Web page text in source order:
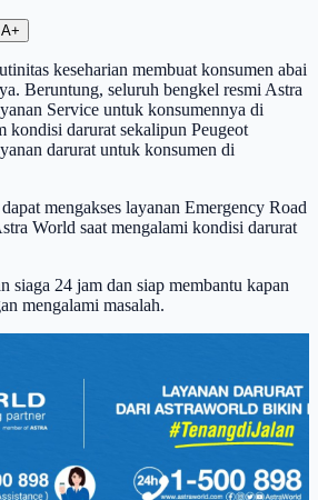
A+
keseharian membuat konsumen abai
Beruntung, seluruh bengkel resmi Astra
Service untuk konsumennya di
kondisi darurat sekalipun Peugeot
darurat untuk konsumen di
mengakses layanan Emergency Road
World saat mengalami kondisi darurat
siaga 24 jam dan siap membantu kapan
mengalami masalah.